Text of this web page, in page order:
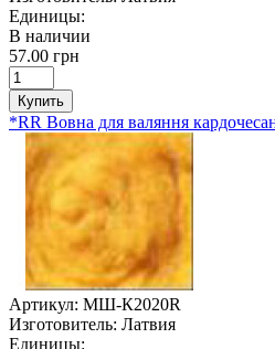
Единицы:
В наличии
57.00 грн
Купить
*RR Вовна для валяння
Артикул: МШ-К2020R
Изготовитель: Латвия
Единицы: